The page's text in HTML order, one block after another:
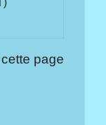
page